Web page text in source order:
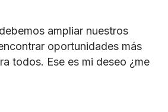
ampliar nuestros
oportunidades más
todos. Ese es mi deseo ¿me